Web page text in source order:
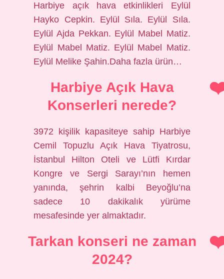
Harbiye açık hava etkinlikleri Eylül
Hayko Cepkin. Eylül Sıla. Eylül Sıla.
Eylül Ajda Pekkan. Eylül Mabel Matiz.
Eylül Mabel Matiz. Eylül Mabel Matiz.
Eylül Melike Şahin.Daha fazla ürün…
Harbiye Açık Hava
Konserleri nerede?
3972 kişilik kapasiteye sahip Harbiye
Cemil Topuzlu Açık Hava Tiyatrosu,
İstanbul Hilton Oteli ve Lütfi Kırdar
Kongre ve Sergi Sarayı’nın hemen
yanında, şehrin kalbi Beyoğlu’na
sadece 10 dakikalık yürüme
mesafesinde yer almaktadır.
Tarkan konseri ne zaman
2024?